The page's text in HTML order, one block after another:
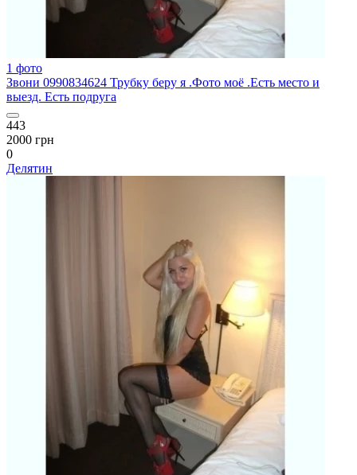
1 фото
Звони 0990834624 Трубку беру я .Фото моё .Есть место и
выезд. Есть подруга
443
2000 грн
0
Делятин